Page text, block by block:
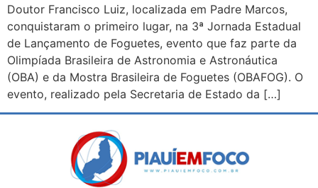
Doutor Francisco Luiz, localizada em Padre Marcos,
conquistaram o primeiro lugar, na 3ª Jornada Estadual
de Lançamento de Foguetes, evento que faz parte da
Olimpíada Brasileira de Astronomia e Astronáutica
(OBA) e da Mostra Brasileira de Foguetes (OBAFOG). O
evento, realizado pela Secretaria de Estado da […]